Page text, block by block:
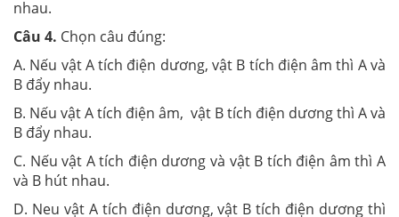
nhau.
Câu 4. Chọn câu đúng:
A. Nếu vật A tích điện dương, vật B tích điện âm thì A và
B đẩy nhau.
B. Nếu vật A tích điện âm, vật B tích điện dương thì A và
B đẩy nhau.
C. Nếu vật A tích điện dương và vật B tích điện âm thì A
và B hút nhau.
D. Neu vật A tích điện dương, vật B tích điện dương thì